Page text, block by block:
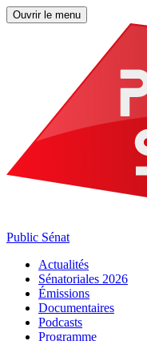
Ouvrir le menu
Public Sénat
Actualités
Sénatoriales 2026
Émissions
Documentaires
Podcasts
Programme